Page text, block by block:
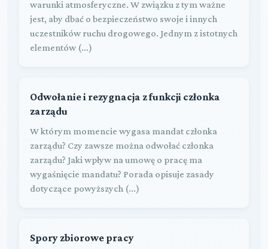
warunki atmosferyczne. W związku z tym ważne
jest, aby dbać o bezpieczeństwo swoje i innych
uczestników ruchu drogowego. Jednym z istotnych
elementów (...)
Odwołanie i rezygnacja z funkcji członka
zarządu
W którym momencie wygasa mandat członka
zarządu? Czy zawsze można odwołać członka
zarządu? Jaki wpływ na umowę o pracę ma
wygaśnięcie mandatu? Porada opisuje zasady
dotyczące powyższych (...)
Spory zbiorowe pracy